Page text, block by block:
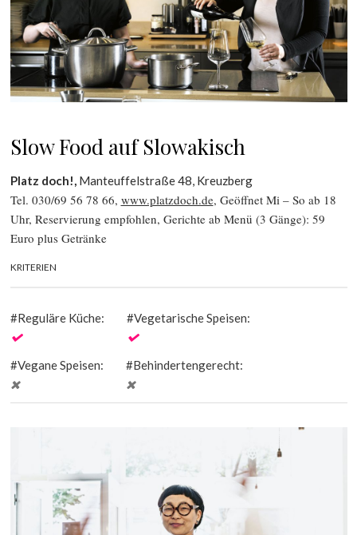
Slow Food auf Slowakisch
Platz doch!,Manteuffelstraße 48, Kreuzberg
Tel. 030/69 56 78 66, www.platzdoch.de, Geöffnet Mi – So ab 18
Uhr, Reservierung empfohlen, Gerichte ab Menü (3 Gänge): 59
Euro plus Getränke
KRITERIEN
Reguläre Küche: Vegetarische Speisen:
Vegane Speisen: Behindertengerecht: